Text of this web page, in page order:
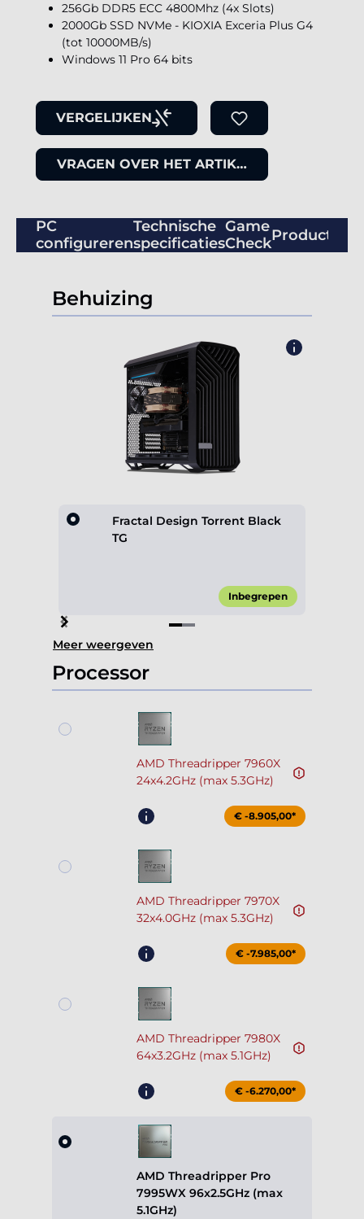
256Gb DDR5 ECC 4800Mhz (4x Slots)
2000Gb SSD NVMe - KIOXIA Exceria Plus G4
(tot 10000MB/s)
Windows 11 Pro 64 bits
VERGELIJKEN
VRAGEN OVER HET ARTIKEL
PC
configureren
Technische
specificaties
Game
Check
Behuizing
Fractal Design Torrent Black
TG
Inbegrepen
Item
1
of
2
Meer weergeven
Processor
AMD Threadripper 7960X
24x4.2GHz (max 5.3GHz)
€ -8.905,00*
AMD Threadripper 7970X
32x4.0GHz (max 5.3GHz)
€ -7.985,00*
AMD Threadripper 7980X
64x3.2GHz (max 5.1GHz)
€ -6.270,00*
AMD Threadripper Pro
7995WX 96x2.5GHz (max
5.1GHz)